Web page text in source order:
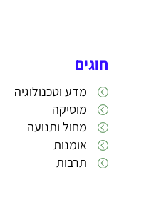
חוגים
מדע וטכנולוגיה
מוסיקה
מחול ותנועה
אומנות
תרבות